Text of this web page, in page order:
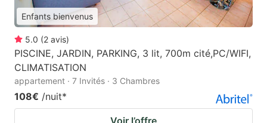
Enfants bienvenus
5.0 (2 avis)
PISCINE, JARDIN, PARKING, 3 lit, 700m cité,PC/WIFI,
CLIMATISATION
appartement · 7 Invités · 3 Chambres
108€ /nuit*